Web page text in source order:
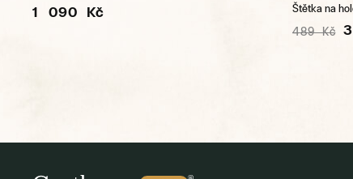
1 090 Kč Štětka na
489 Kč